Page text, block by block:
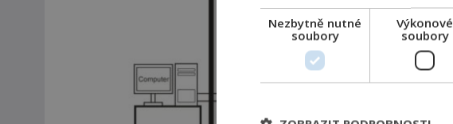
Nezbytně nutné
soubory
Výkonové
soubory